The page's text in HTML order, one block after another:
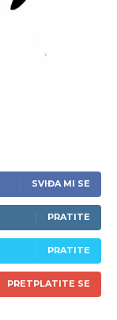
SVIĐA MI SE
PRATITE
PRATITE
PRETPLATITE SE